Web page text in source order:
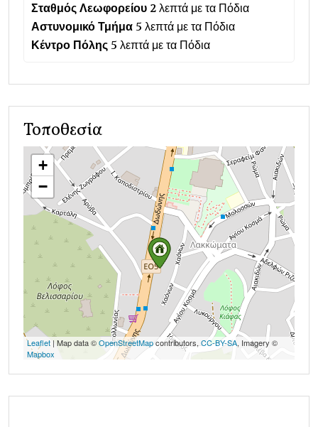
Σταθμός Λεωφορείου 2 λεπτά με τα Πόδια
Αστυνομικό Τμήμα5 λεπτά με τα Πόδια
Κέντρο Πόλης5 λεπτά με τα Πόδια
Τοποθεσία
+
−
Leaflet | Map data ©OpenStreetMapcontributors, CC-BY-SA, Imagery ©
Mapbox